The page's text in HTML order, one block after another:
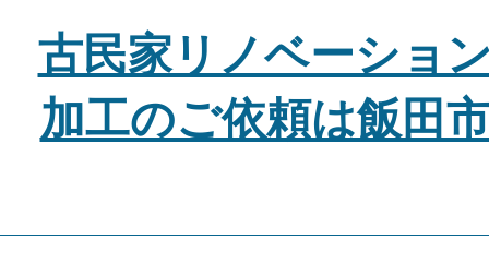
古民家リノベーショ
加工のご依頼は飯田